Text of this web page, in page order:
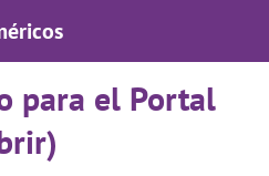
para el Portal